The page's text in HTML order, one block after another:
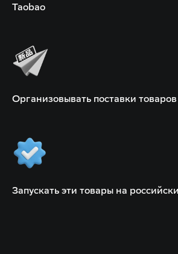
Taobao
Организовывать поставки
Запускать эти товары на